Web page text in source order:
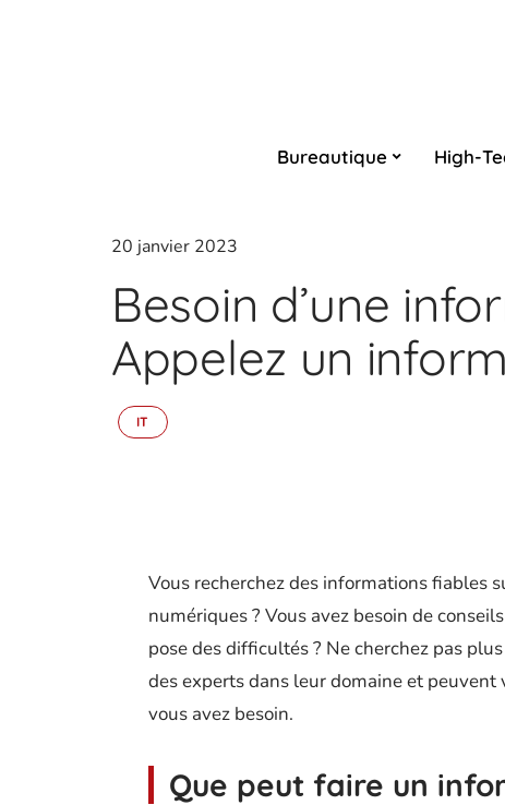
Bureautique High-
20 janvier 2023
Besoin d’une
Appelez un
IT
Vous recherchez des informations fiables
numériques ? Vous avez besoin de
pose des difficultés ? Ne cherchez pas
des experts dans leur domaine et
vous avez besoin.
Que peut faire un